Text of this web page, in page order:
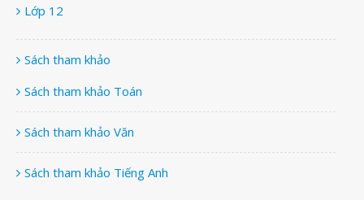
Lớp 12
Sách tham khảo
Sách tham khảo Toán
Sách tham khảo Văn
Sách tham khảo Tiếng Anh